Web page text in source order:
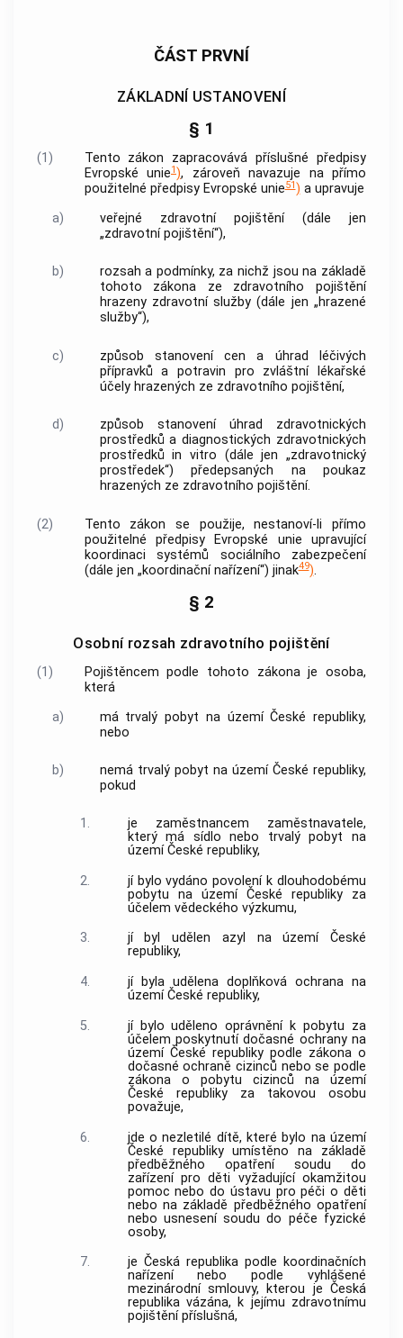
ČÁST PRVNÍ
ZÁKLADNÍ USTANOVENÍ
§ 1
(1)
Tento zákon zapracovává příslušné předpisy
Evropské unie1), zároveň navazuje na přímo
použitelné předpisy Evropské unie51) a upravuje
a)
veřejné zdravotní pojištění(dále jen
„zdravotní pojištění“),
b)
rozsah a podmínky, za nichž jsou na základě
tohoto zákona ze zdravotního pojištění
hrazeny zdravotní služby (dále jen „hrazené
služby“),
c)
způsob stanovení cen a úhrad léčivých
přípravků a potravin pro zvláštní lékařské
účely hrazených ze zdravotního pojištění,
d) způsob stanovení úhrad zdravotnických
prostředků a diagnostických zdravotnických
prostředků in vitro (dále jen „zdravotnický
prostředek“) předepsaných na poukaz
hrazených ze zdravotního pojištění.
(2)
Tento zákon se použije, nestanoví-li přímo
použitelné předpisy Evropské unie upravující
koordinaci systémů sociálního zabezpečení
(dále jen „koordinační nařízení“) jinak49).
§ 2
Osobní rozsah zdravotního pojištění
(1)
Pojištěncem podle tohoto zákona je osoba,
která
a)
má trvalý pobyt na území České republiky,
nebo
b)
nemá trvalý pobyt na území České republiky,
pokud
1. je zaměstnancem zaměstnavatele,
který má sídlo nebo trvalý pobyt na
území České republiky,
2.
jí bylo vydáno povolení k dlouhodobému
pobytu na území České republiky za
účelem vědeckého výzkumu,
3.
jí byl udělen azyl na území České
republiky,
4.
jí byla udělena doplňková ochrana na
území České republiky,
5.
jí bylo uděleno oprávnění k pobytu za
účelem poskytnutí dočasné ochrany na
území České republiky podle zákona o
dočasné ochraně cizinců nebo se podle
zákona o pobytu cizinců na území
České republiky za takovou osobu
považuje,
6.
jde o nezletilé dítě, které bylo na území
České republiky umístěno na základě
předběžného opatření soudu do
zařízení pro děti vyžadující okamžitou
pomoc nebo do ústavu pro péči o děti
nebo na základě předběžného opatření
nebo usnesení soudu do péče fyzické
osoby,
7.
je Česká republika podle koordinačních
nařízení nebo podle vyhlášené
mezinárodní smlouvy, kterou je Česká
republika vázána, k jejímu zdravotnímu
pojištěnípříslušná,